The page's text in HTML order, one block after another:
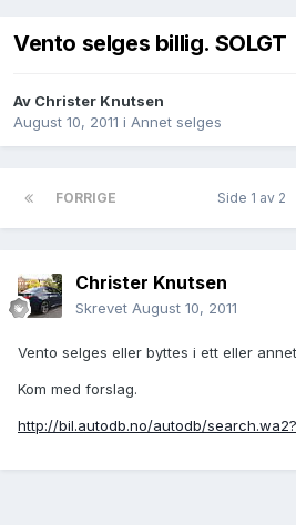
Vento selges billig. SOLGT
Av Christer Knutsen
August 10, 2011 i Annet selges
FORRIGE Side 1 av 2
Christer Knutsen
Skrevet August 10, 2011
Vento selges eller byttes i ett eller
Kom med forslag.
http://bil.autodb.no/autodb/search.wa2?